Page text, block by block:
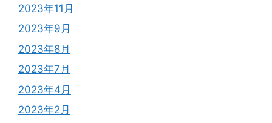
2023年11月
2023年9月
2023年8月
2023年7月
2023年4月
2023年2月